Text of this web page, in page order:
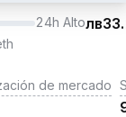
24h Altoлв
de mercado